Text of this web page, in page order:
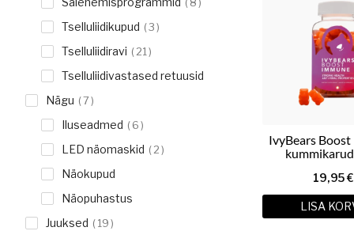
8
Tselluliidikupud 3
Tselluliidiravi 21
Tselluliidivastased retuusid
Nägu
7
Iluseadmed 6
LED näomaskid 2
Näokupud
Näopuhastus
Juuksed
19
IvyBears
19,95€
LISA